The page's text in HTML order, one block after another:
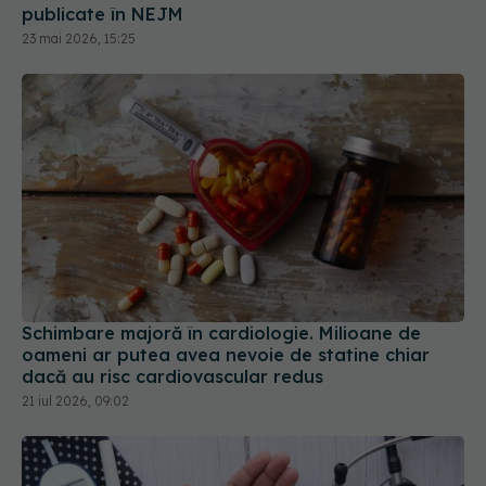
Schimbare majoră în cardiologie. Milioane de
oameni ar putea avea nevoie de statine chiar
dacă au risc cardiovascular redus
21 iul 2026, 09:02